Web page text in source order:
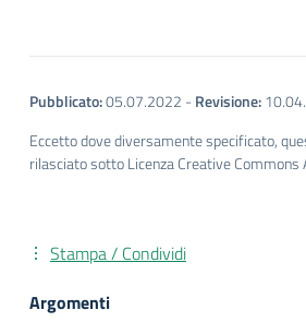
Pubblicato:05.07.2022 -Revisione:
Eccetto dove diversamente specificato,
rilasciato sotto Licenza Creative Commons
Stampa / Condividi
Argomenti